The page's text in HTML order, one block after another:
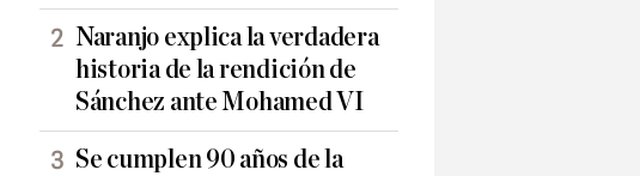
Naranjo explica la verdadera
historia de la rendición de
Sánchez ante Mohamed VI
Se cumplen 90 años de la